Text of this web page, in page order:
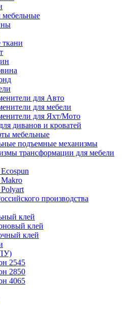
ткани
для Авто
для мебели
для Яхт/Мото
диванов и кроватей
мебельные
подъемные механизмы
трансформации для мебели
производства
клей
клей
клей
2545
2850
4065